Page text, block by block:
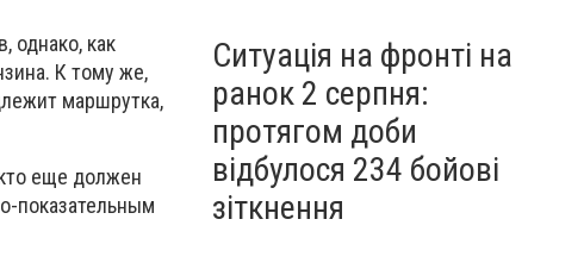
однако, как
К тому же,
маршрутка,
еще должен
показательным
Ситуація на фронті на
ранок 2 серпня:
протягом доби
відбулося 234 бойові
зіткнення